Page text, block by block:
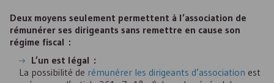
Deux moyens seulement permettent à l’association de
rémunérer ses dirigeants sans remettre en cause son
régime fiscal :
L’un est légal :
La possibilité de rémunérer les dirigeants d’association est